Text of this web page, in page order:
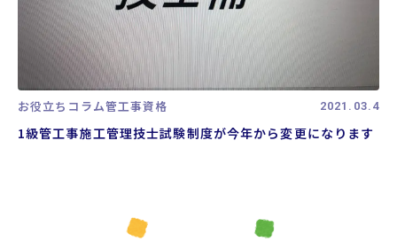
お役立ちコラム管工事資格 2021.03.4
1級管工事施工管理技士試験制度が今年から変更になります